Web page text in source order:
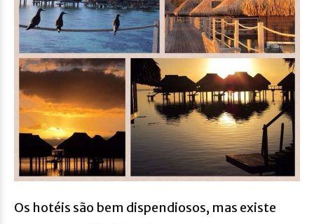
Os hotéis são bem dispendiosos, mas existe